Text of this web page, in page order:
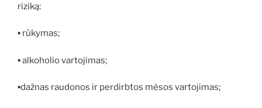
riziką:
▪ rūkymas;
▪ alkoholio vartojimas;
▪dažnas raudonos ir perdirbtos mėsos vartojimas;